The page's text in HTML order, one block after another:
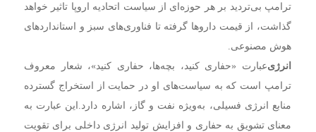
ترامپ بی‌تردید بر هر حوزه‌ای از سیاست اتحادیه اروپا تاثیر خواهد
گذاشت، از قیمت داروها گرفته تا فناوری‌های سبز و استانداردهای
هوش مصنوعی.
انرژیعبارت «حفاری کنید، بچه‌ها، حفاری کنید»، شعار معروف
ترامپ است که به سیاست‌های او در حمایت از استخراج گسترده
منابع انرژی فسیلی، به‌ویژه نفت و گاز، اشاره دارد.این عبارت به
معنای تشویق به حفاری و افزایش تولید انرژی داخلی برای تقویت